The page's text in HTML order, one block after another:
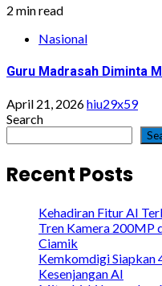
2 min read
Nasional
Guru Madrasah Diminta
April 21, 2026hiu29x59
Search
Recent Posts
Kehadiran Fitur AI
Tren Kamera 200MP
Ciamik
Kemkomdigi Siapkan
Kesenjangan AI